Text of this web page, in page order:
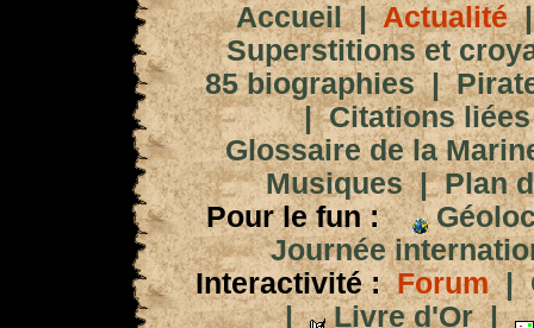
Accueil|Actualité
Superstitions et
85 biographies|
|Citations
Glossaire de la
Musiques|Plan
Pour le fun :
Journée
Interactivité : Forum|
|
Livre d'Or|